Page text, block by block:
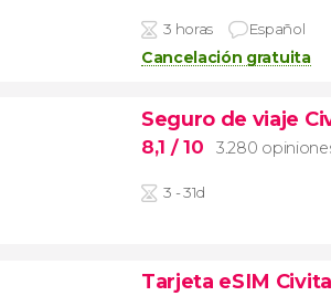
3 horas Español
Cancelación gratuita
Seguro de viaje
8,1 / 10 3.280
3 - 31d
Tarjeta eSIM